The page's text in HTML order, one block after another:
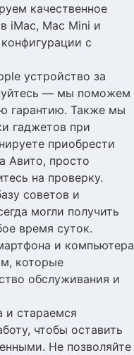
качественное
iMac, Mac Mini и
с
устройство за
— мы поможем
гарантию. Также мы
гаджетов при
приобрести
Авито, просто
на проверку.
советов и
могли получить
время суток.
и компьютера
которые
обслуживания и
и стараемся
чтобы оставить
Не позволяйте